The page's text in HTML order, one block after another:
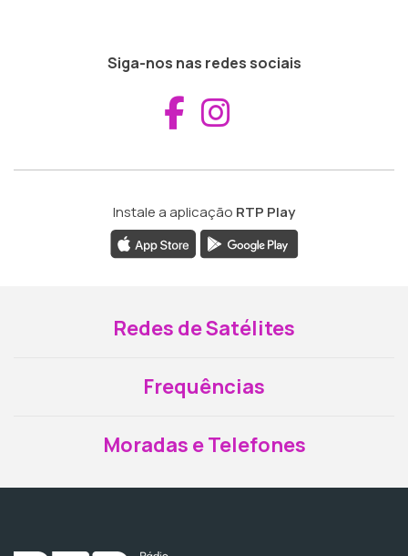
Siga-nos nas redes sociais
Aceder ao
Instale a aplicação RTP Play
Redes de Satélites
Frequências
Moradas e Telefones